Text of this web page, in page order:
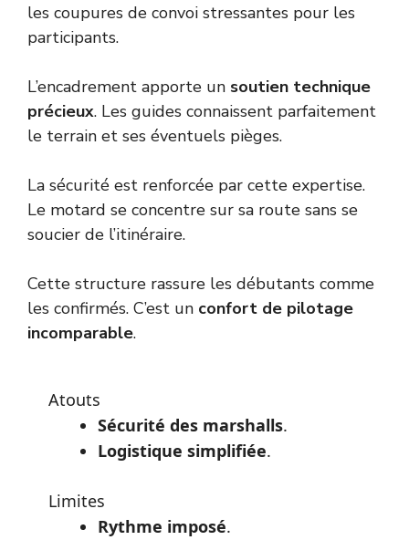
les coupures de convoi stressantes pour les
participants.
L’encadrement apporte un soutien technique
précieux. Les guides connaissent parfaitement
le terrain et ses éventuels pièges.
La sécurité est renforcée par cette expertise.
Le motard se concentre sur sa route sans se
soucier de l’itinéraire.
Cette structure rassure les débutants comme
les confirmés. C’est un confort de pilotage
incomparable.
Atouts
Sécurité des marshalls.
Logistique simplifiée.
Limites
Rythme imposé.